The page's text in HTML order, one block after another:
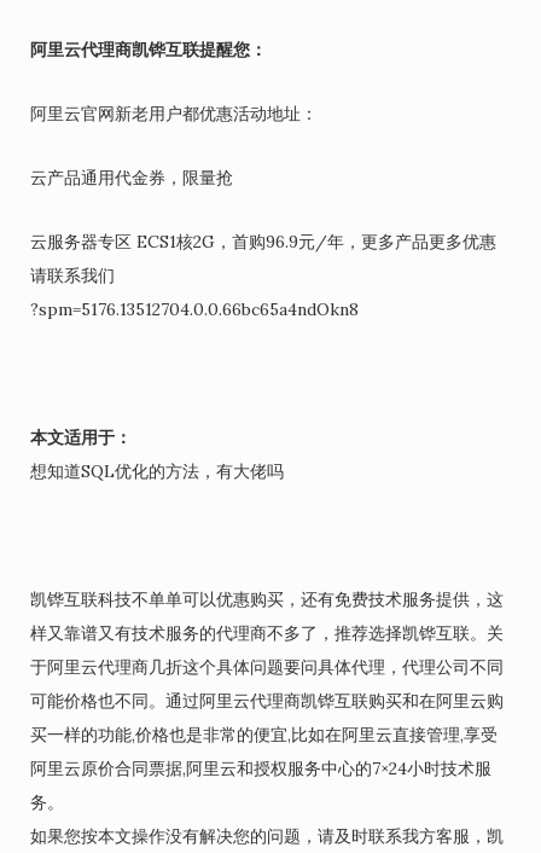
阿里云代理商凯铧互联提醒您：
阿里云官网新老用户都优惠活动地址：
云产品通用代金券，限量抢
云服务器专区 ECS1核2G，首购96.9元/年，更多产品更多优惠
请联系我们
?spm=5176.13512704.0.0.66bc65a4ndOkn8
本文适用于：
想知道SQL优化的方法，有大佬吗
凯铧互联科技不单单可以优惠购买，还有免费技术服务提供，这
样又靠谱又有技术服务的代理商不多了，推荐选择凯铧互联。关
于阿里云代理商几折这个具体问题要问具体代理，代理公司不同
可能价格也不同。通过阿里云代理商凯铧互联购买和在阿里云购
买一样的功能,价格也是非常的便宜,比如在阿里云直接管理,享受
阿里云原价合同票据,阿里云和授权服务中心的7×24小时技术服
务。
如果您按本文操作没有解决您的问题，请及时联系我方客服，凯